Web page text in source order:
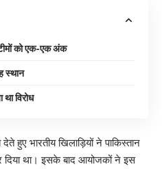
टीमों को एक-एक अंक
स्थान
विरोध
हुए भारतीय खिलाड़ियों ने पाकिस्तान
था। इसके बाद आयोजकों ने इस